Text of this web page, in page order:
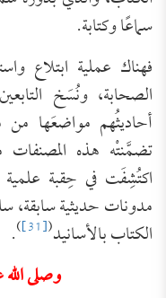
سماعًا وكتابة.
فهناك عملية
الصحابة، ونُسَخ
أحاديثُهم مواضعَها من
تضمَّنتْه هذه
اكتُشِفَت في حِقبة
مدونات حديثية سابقة،
الكتاب بالأسانيد(
[31]
)
.
وصلى